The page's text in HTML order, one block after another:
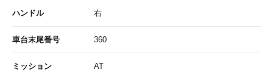
ハンドル 右
車台末尾番号 360
ミッション AT